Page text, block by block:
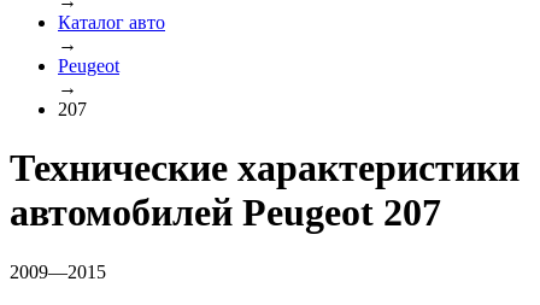
Каталог авто
→
Peugeot
→
207
Технические характеристики
автомобилей Peugeot 207
2009—2015